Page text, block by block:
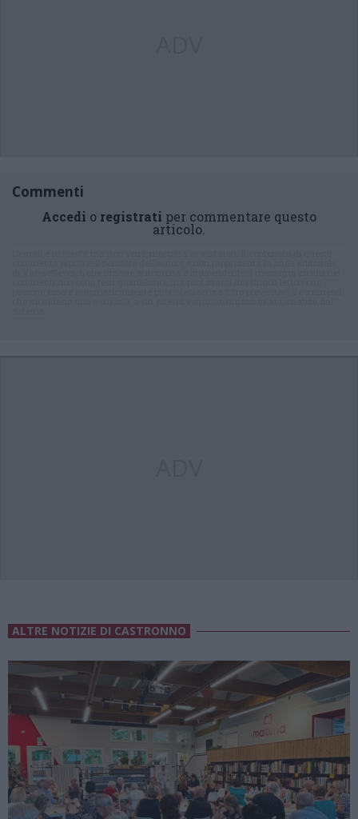
Commenti
Accedi o registrati per commentare questo
articolo.
ALTRE NOTIZIE DI CASTRONNO